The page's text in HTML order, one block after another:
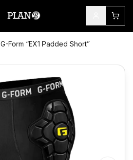
G-Form “EX1 Padded Short”